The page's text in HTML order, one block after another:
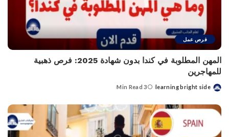
فرص عمل
المهن المطلوبة في كندا بدون شهادة 2025: فرص ذهبية
للمهاجرين
Posted
learning bright side
3 Min Read